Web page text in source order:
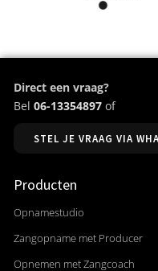
Direct een vraag?
Bel 06-13354897 of
STEL JE VRAAG VIA
Producten
Opnamestudio
Zangopname met Producer
Opnemen met Zangcoach